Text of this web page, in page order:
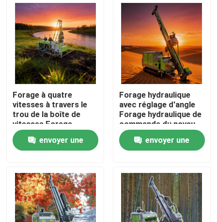
Produits
A propos de nous
Forage à quatre
vitesses à travers le
trou de la boîte de
vitesses Forage
hydraulique flottant à
fil d'arbre principal
envoyer une
Forage hydraulique
avec réglage d'angle
Forage hydraulique de
commande du noyau
d'alimentation
envoyer une